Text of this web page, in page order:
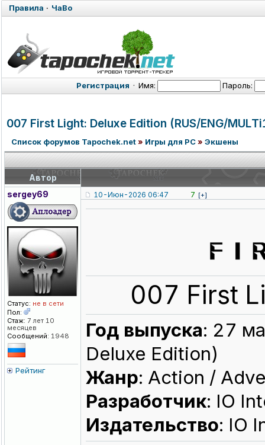
Правила · ЧаВо
Регистрация · Имя: Пароль:
007 First Light: Deluxe Edition (RUS/ENG/MUL
Список форумов Tapochek.net» Игры для PC» Экшены
Автор
sergey69
Статус: не в сети
Пол:
Стаж: 7 лет 10
месяцев
Сообщений: 1948
Рейтинг
10-Июн-2026 06:47 7 [+]
007 First
Год выпуска: 27
Deluxe Edition)
Жанр: Action /
Разработчик: IO
Издательство: IO